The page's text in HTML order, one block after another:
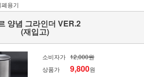
용기
양념 그라인더 VER.2
(재입고)
소비자가 12,000원
상품가
9,800원